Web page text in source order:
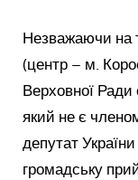
Незважаючи на
(центр – м.
Верховної
який не є
депутат
громадську